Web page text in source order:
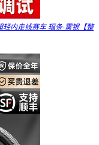
内走线赛车 辐条-雾银【整